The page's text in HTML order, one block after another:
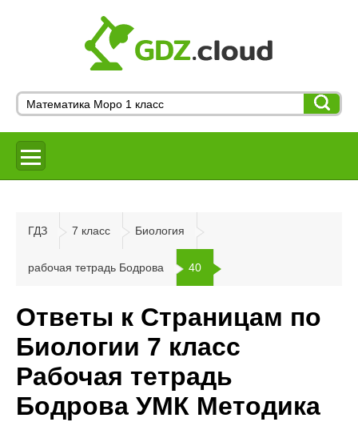
ГДЗ 7 класс Биология
рабочая тетрадь Бодрова 40
Ответы к Страницам по
Биологии 7 класс
Рабочая тетрадь
Бодрова УМК Методика